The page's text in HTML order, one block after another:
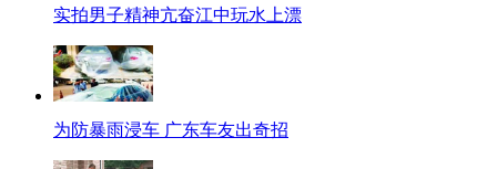
实拍男子精神亢奋江中玩水上漂
为防暴雨浸车 广东车友出奇招